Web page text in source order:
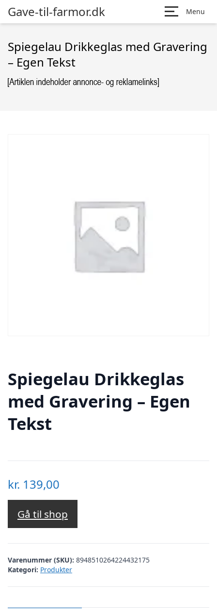
Gave-til-farmor.dk Menu
Spiegelau Drikkeglas med Gravering
– Egen Tekst
Spiegelau Drikkeglas
med Gravering – Egen
Tekst
kr. 139,00
Gå til shop
Varenummer (SKU): 8948510264224432175
Kategori: Produkter